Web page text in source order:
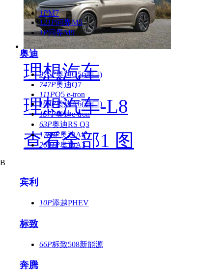
1PM7
121P问界M5
1P问界M9
奥迪
976P奥迪Q5(进口)
747P奥迪Q7
111PQ5 e-tron
169P奥迪A6(进口)
157P奥迪e-tron
63P奥迪RS Q3
1788P奥迪A8
2691P奥迪A3
B
宾利
10P添越PHEV
标致
66P标致508新能源
奔腾
理想汽车
理想汽车-L8
查看全部1 图